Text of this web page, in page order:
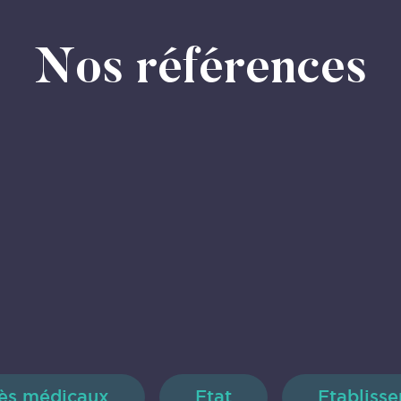
Nos références
médicaux Etat